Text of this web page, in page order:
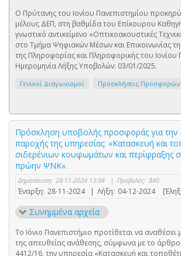
Ο Πρύτανης του Ιονίου Πανεπιστημίου
μέλους ΔΕΠ, στη βαθμίδα του Επίκουρου
γνωστικό αντικείμενο «Οπτικοακουστικές
στο Τμήμα Ψηφιακών Μέσων και Επικοινωνίας
της Πληροφορίας και Πληροφορικής του Ιονίου
Ημερομηνία Λήξης Υποβολών: 03/01/2025.
Γενικοί Διαγωνισμοί Προσκλήσεις Προσφορών
Πρόσκληση υποβολής προσφοράς για την
παροχής της υπηρεσίας: «Κατασκευή και
σιδερένιων κουφωμάτων και περίφραξης
πρώην ΨΝΚ».
Δημοσίευση: 28-11-2024 13:04 | Προβολές: 840
Έναρξη: 28-11-2024 | Λήξη: 04-12-2024
Συνημμένα αρχεία
Το Ιόνιο Πανεπιστήμιο προτίθεται να αναθέσει
της απευθείας ανάθεσης, σύμφωνα με το
4412/16, την υπηρεσία «Κατασκευή και